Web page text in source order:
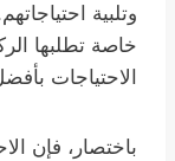
وتلبية
خاصة تطلبها
الاحتياجات
باختصار، فإن